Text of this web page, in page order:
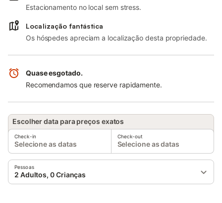
Estacionamento no local sem stress.
Localização fantástica
Os hóspedes apreciam a localização desta propriedade.
Quase esgotado.
Recomendamos que reserve rapidamente.
Escolher data para preços exatos
Check-in
Selecione as datas
Check-out
Selecione as datas
Pessoas
2 Adultos, 0 Crianças